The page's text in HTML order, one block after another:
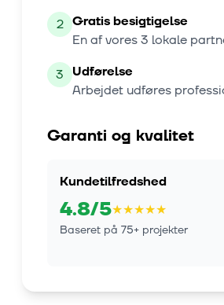
2 Gratis besigtigelse
En af vores3 lokale
3 Udførelse
Arbejdet udføres
Garanti og kvalitet
Kundetilfredshed
4.8/5★★★★★
Baseret på 75+ projekter